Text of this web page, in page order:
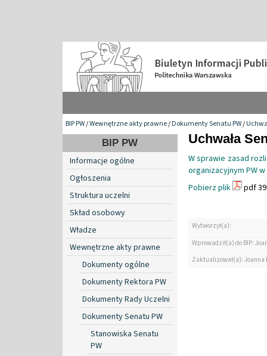
BIP PW/Wewnętrzne akty prawne/Dokumenty Senatu PW/
BIP PW
Informacje ogólne
Ogłoszenia
Struktura uczelni
Skład osobowy
Władze
Wewnętrzne akty prawne
Dokumenty ogólne
Dokumenty Rektora PW
Dokumenty Rady Uczelni
Dokumenty Senatu PW
Stanowiska Senatu
PW
Uchwała
W sprawie zasad
organizacyjnym PW
Pobierz plik
pdf
Wytworzył(a):
Wprowadził(a) do BIP:
Zaktualizował(a):